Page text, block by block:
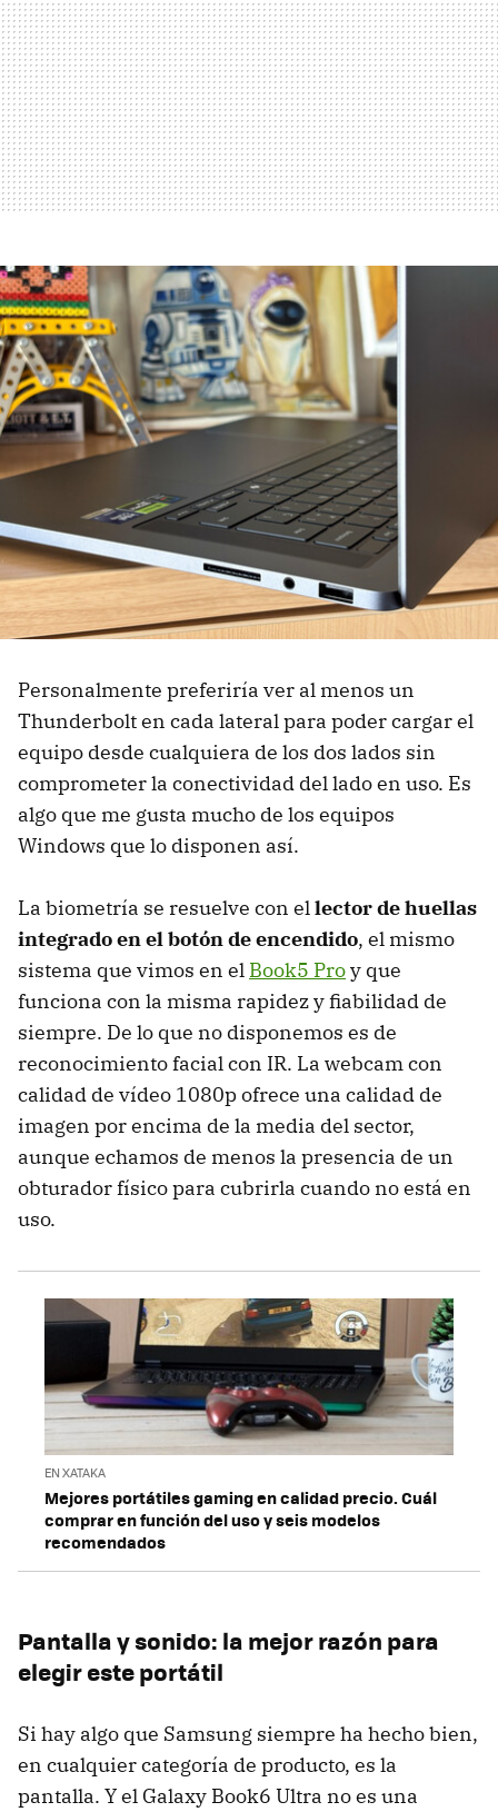
Personalmente preferiría ver al menos un
Thunderbolt en cada lateral para poder cargar el
equipo desde cualquiera de los dos lados sin
comprometer la conectividad del lado en uso. Es
algo que me gusta mucho de los equipos
Windows que lo disponen así.
La biometría se resuelve con ellector de huellas
integrado en el botón de encendido, el mismo
sistema que vimos en el Book5 Proy que
funciona con la misma rapidez y fiabilidad de
siempre. De lo que no disponemos es de
reconocimiento facial con IR. La webcam con
calidad de vídeo 1080p ofrece una calidad de
imagen por encima de la media del sector,
aunque echamos de menos la presencia de un
obturador físico para cubrirla cuando no está en
uso.
EN XATAKA
Mejores portátiles gaming en calidad precio. Cuál
comprar en función del uso y seis modelos
recomendados
Pantalla y sonido: la mejor razón para
elegir este portátil
Si hay algo que Samsung siempre ha hecho bien,
en cualquier categoría de producto, es la
pantalla. Y el Galaxy Book6 Ultra no es una